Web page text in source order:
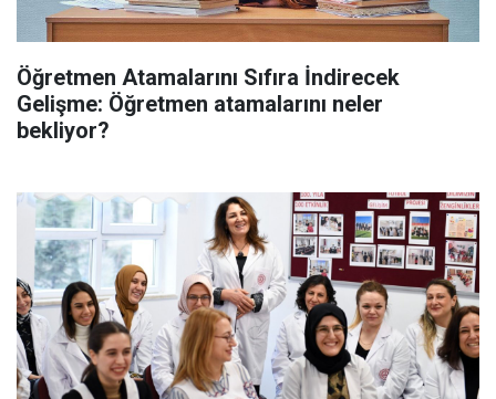
Öğretmen Atamalarını Sıfıra İndirecek
Gelişme: Öğretmen atamalarını neler
bekliyor?